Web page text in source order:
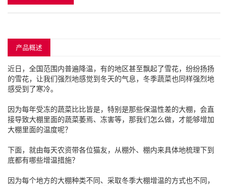
产品概述
近日，全国范围内普遍降温，有的地区甚至飘起了雪花，纷纷扬扬
的雪花，让我们强烈地感觉到冬天的气息，冬季蔬菜也同样强烈地
感受到了寒冷。
因为每年受冻的蔬菜比比皆是，特别是那些保温性差的大棚，会直
接导致大棚里面的蔬菜萎焉、冻害等，那我们怎么做，才能够增加
大棚里面的温度呢？
下面，就由每天农资带各位猫友，从棚外、棚内来具体地梳理下到
底都有哪些增温措施？
因为每个地方的大棚种类不同、采取冬季大棚增温的方式也不同，